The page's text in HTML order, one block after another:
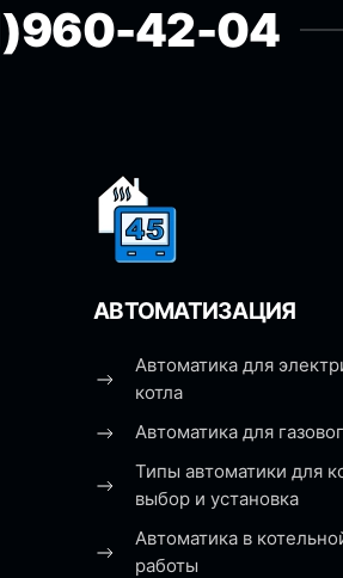
42-04
АВТОМАТИЗАЦИЯ
Автоматика для
котла
Автоматика для
Типы автоматики для
выбор и установка
Автоматика в
работы